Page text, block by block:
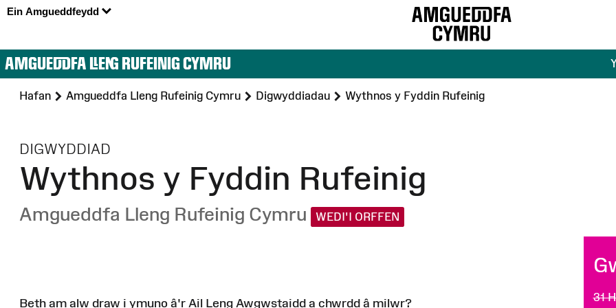
Ein Amgueddfeydd
AMGUEDDFA LLENG RUFEINIG CYMRU
Hafan Amgueddfa Lleng Rufeinig Cymru Digwyddiadau Wythnos y Fyddin Rufeinig
DIGWYDDIAD
Wythnos y Fyddin Rufeinig
Amgueddfa Lleng Rufeinig Cymru WEDI'I ORFFEN
Beth am alw draw i ymuno â'r Ail Leng Awgwstaidd a chwrdd â milwr?
31